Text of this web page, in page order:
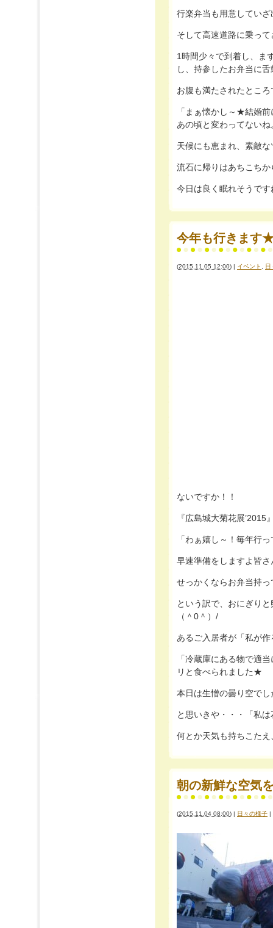
行楽弁当も用意してい
そして高速道路に乗っ
1時間少々で到着し、ま
し、持参したお弁当に
お腹も満たされたとこ
「まぁ懐かし～★結婚
あの頃と変わってない
天候にも恵まれ、素敵
流石に帰りはあちこち
今日は良く眠れそうです
今年も行きます
(2015.11.05 12:00) | イベント 日
ないですか！！
『広島城大菊花展’2015
「わぁ嬉し～！毎年行
早速準備をしますよ皆さ
せっかくならお弁当持
という訳で、おにぎり
（＾0＾）/
あるご入居者が「私が
「冷蔵庫にある物で適
リと食べられました★
本日は生憎の曇り空で
と思いきや・・・「私
何とか天気も持ちこた
朝の新鮮な空気
(2015.11.04 08:00) | 日々の様子 |